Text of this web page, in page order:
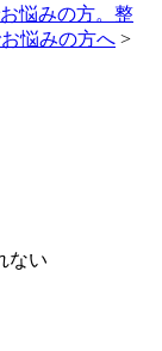
悩みの方。整
悩みの方へ >
ない